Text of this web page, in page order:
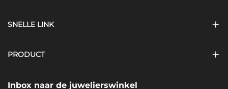
SNELLE LINK
PRODUCT
Inbox naar de juwelierswinkel